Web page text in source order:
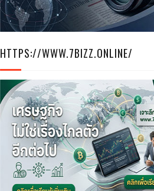
HTTPS://WWW.7BIZZ.ONLINE/